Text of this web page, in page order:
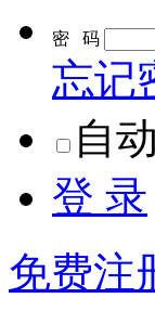
密 码
忘记
自
登 录
免费注